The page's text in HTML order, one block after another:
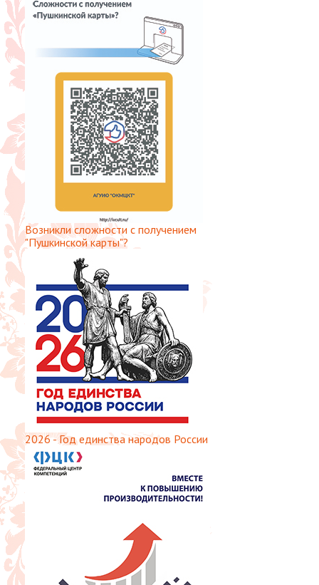
Возникли сложности с получением
"Пушкинской карты"?
2026 - Год единства народов России